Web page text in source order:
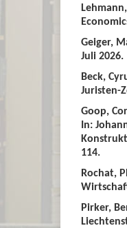
Geiger,
Juli 2026.
Beck,
Juristen-
Goop,
In:
114.
Rochat,
Pirker,